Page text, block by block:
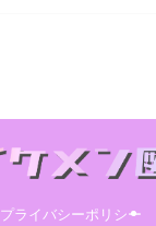
プライバシーポリシー